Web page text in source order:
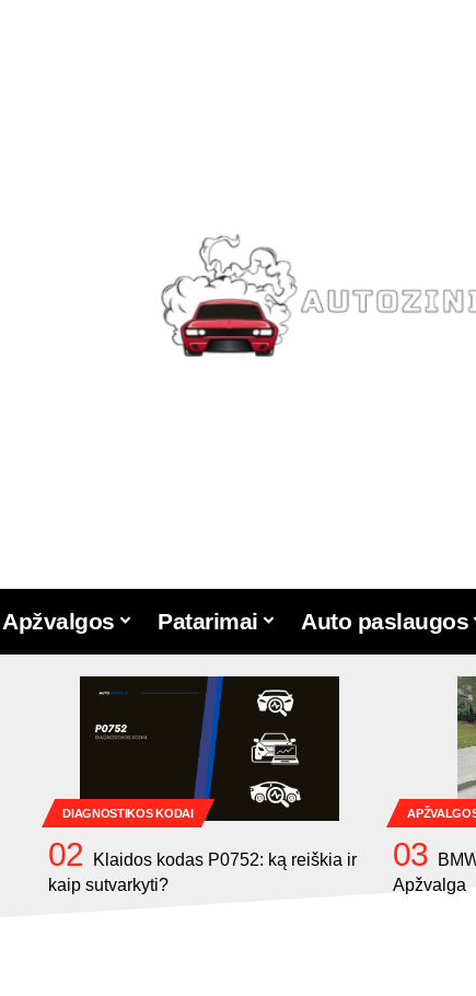
Apžvalgos Patarimai Auto paslaugos
DIAGNOSTIKOS KODAI
Klaidos kodas P0752: ką reiškia ir
kaip sutvarkyti?
Apžvalga